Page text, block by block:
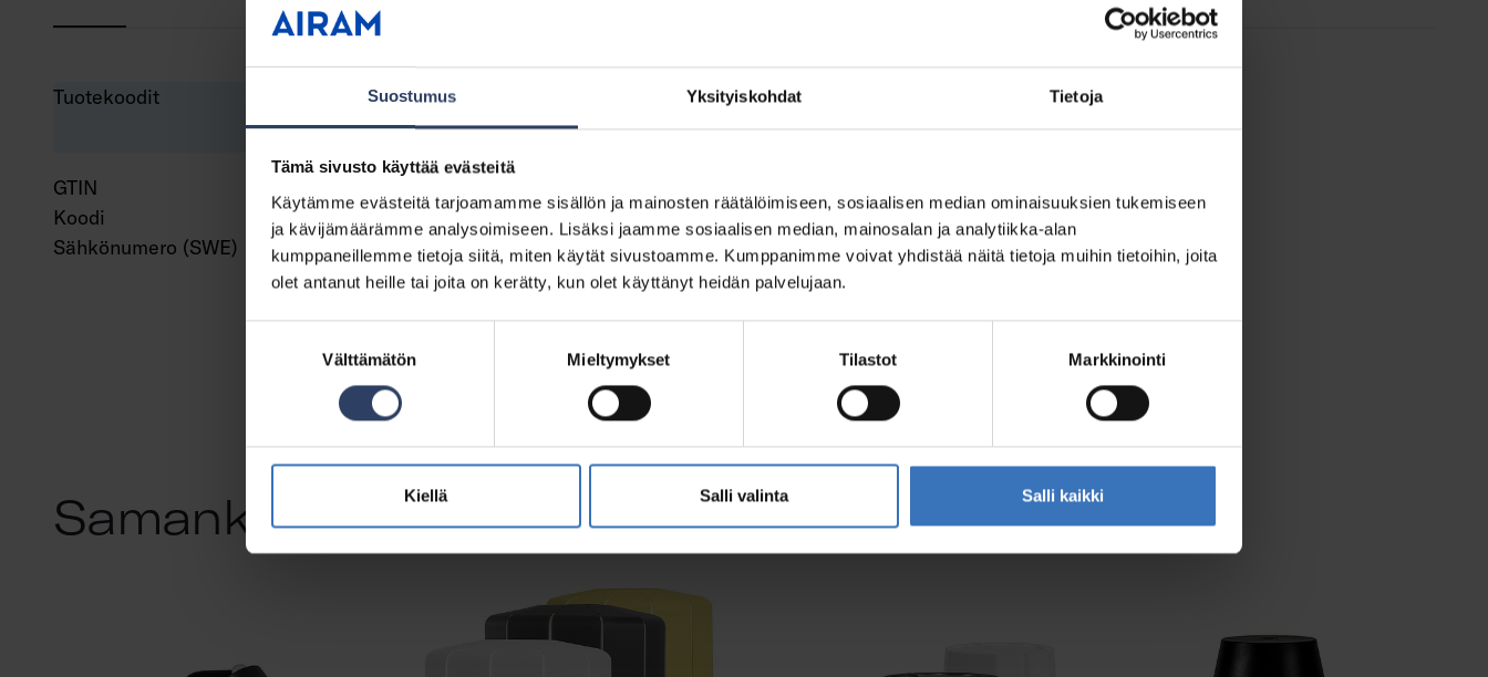
Suostumus Yksityiskohdat Tietoja
Tämä sivusto käyttää evästeitä
Käytämme evästeitä tarjoamamme sisällön ja mainosten räätälöimiseen, sosiaalisen median ominaisuuksien tukemiseen
ja kävijämäärämme analysoimiseen. Lisäksi jaamme sosiaalisen median, mainosalan ja analytiikka-alan
kumppaneillemme tietoja siitä, miten käytät sivustoamme. Kumppanimme voivat yhdistää näitä tietoja muihin tietoihin, joita
olet antanut heille tai joita on kerätty, kun olet käyttänyt heidän palvelujaan.
Välttämätön Mieltymykset Tilastot Markkinointi
Kiellä Salli valinta Salli kaikki
Tuotekoodit
GTIN
Koodi
9610567
Sähkönumero (SWE)
7509687
Samankaltaiset tuotteet